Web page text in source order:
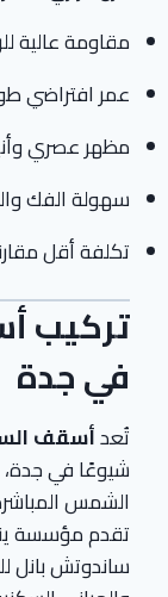
مقاومة عالية
عمر افتراضي
مظهر عصري
سهولة الفك
تكلفة أقل
تركيب
في جدة
تُعدأسقف
شيوعًا في
الشمس
تقدم مؤسسة
ساندوتش بانل